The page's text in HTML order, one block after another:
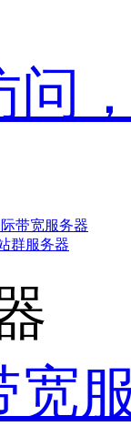
问
带宽服务器
群服务器
宽